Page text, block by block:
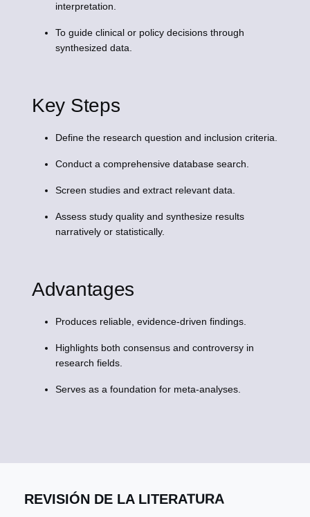
interpretation.
To guide clinical or policy decisions through
synthesized data.
Key Steps
Define the research question and inclusion criteria.
Conduct a comprehensive database search.
Screen studies and extract relevant data.
Assess study quality and synthesize results
narratively or statistically.
Advantages
Produces reliable, evidence-driven findings.
Highlights both consensus and controversy in
research fields.
Serves as a foundation for meta-analyses.
REVISIÓN DE LA LITERATURA